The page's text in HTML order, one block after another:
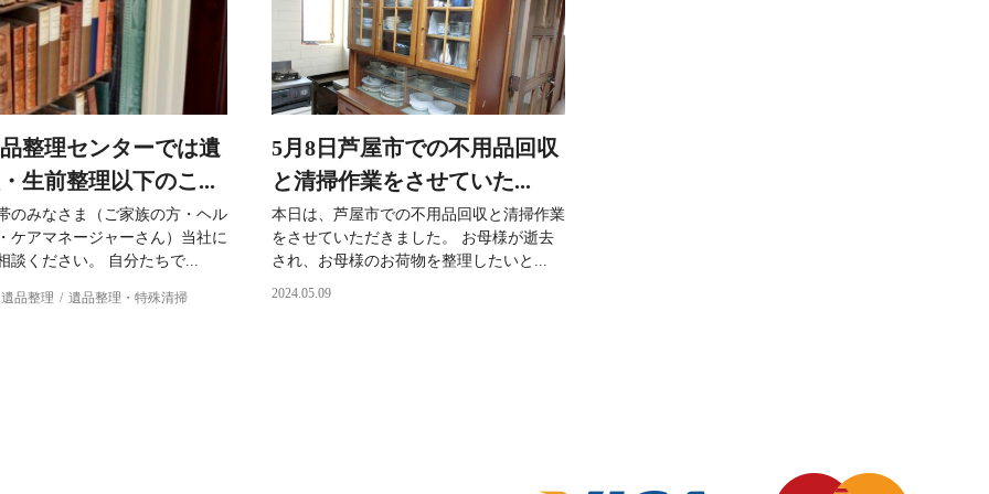
整理センターでは遺
生前整理以下のこ...
のみなさま（ご家族の方・ヘル
ケアマネージャーさん）当社に
談ください。 自分たちで...
遺品整理 遺品整理・特殊清掃
5月8日芦屋市での不用品回収
と清掃作業をさせていた...
本日は、芦屋市での不用品回収と清掃作業
をさせていただきました。 お母様が逝去
され、お母様のお荷物を整理したいと...
2024.05.09